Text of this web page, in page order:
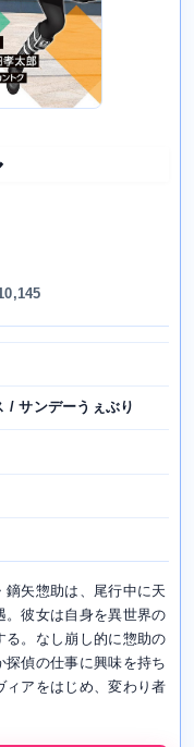
/ サンデーうぇぶり
矢惣助は、尾行中に天
。彼女は自身を異世界の
る。なし崩し的に惣助の
偵の仕事に興味を持ち
アをはじめ、変わり者